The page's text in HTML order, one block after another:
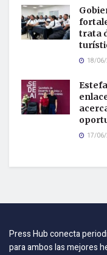
trata
18/
17/
Press Hub conecta
para ambos las mejores